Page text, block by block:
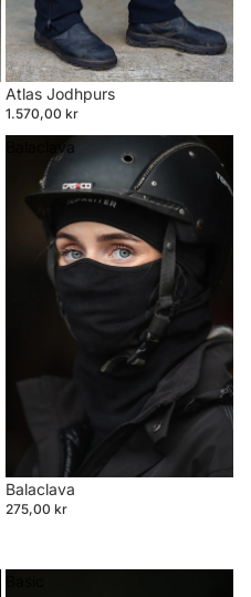
Atlas Jodhpurs
1.570,00 kr
Balaclava
Balaclava
275,00 kr